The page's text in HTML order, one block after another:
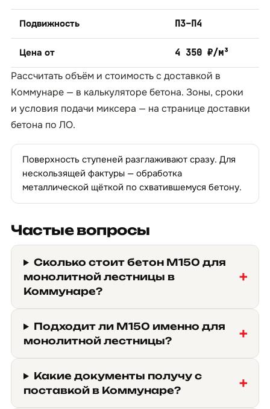
Подвижность П3–П4
Цена от 4 350 ₽/м³
Рассчитать объём и стоимость с доставкой в
Коммунаре — в калькуляторе бетона. Зоны, сроки
и условия подачи миксера — на страницедоставки
бетона по ЛО.
Поверхность ступеней разглаживают сразу. Для
нескользящей фактуры — обработка
металлической щёткой по схватившемуся бетону.
Частые вопросы
Сколько стоит бетон М150 для
монолитной лестницы в
Коммунаре?
Подходит ли М150 именно для
монолитной лестницы?
Какие документы получу с
поставкой в Коммунаре?